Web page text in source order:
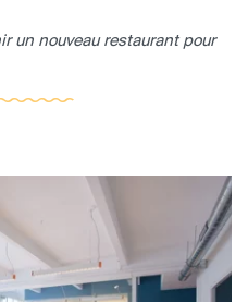
un nouveau restaurant pour